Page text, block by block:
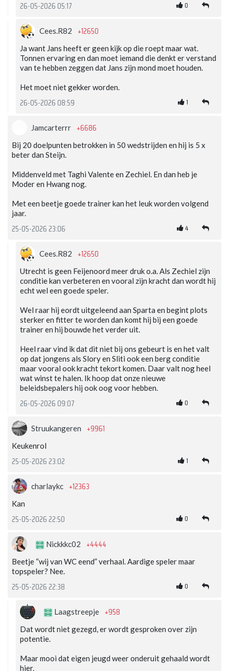
26-05-2026 05:17 0
Cees.R82 +12650
Ja want Jans heeft er geen kijk op die roept maar wat.
Tonnen ervaring en dan moet iemand die denkt er verstand
van te hebben zeggen dat Jans zijn mond moet houden.
Het moet niet gekker worden.
26-05-2026 08:59 1
Jamcarterrr +6686
Bij 20 doelpunten betrokken in 50 wedstrijden en hij is 5 x
beter dan Steijn.
Middenveld met Taghi Valente en Zechiel. En dan heb je
Moder en Hwang nog.
Met een beetje goede trainer kan het leuk worden volgend
jaar.
25-05-2026 23:06 4
Cees.R82 +12650
Utrecht is geen Feijenoord meer druk o.a. Als Zechiel zijn
conditie kan verbeteren en vooral zijn kracht dan wordt hij
echt wel een goede speler.
Wel raar hij eordt uitgeleend aan Sparta en begint plots
sterker en fitter te worden dan komt hij bij een goede
trainer en hij bouwde het verder uit.
Heel raar vind ik dat dit niet bij ons gebeurt is en het valt
op dat jongens als Slory en Sliti ook een berg conditie
maar vooral ook kracht tekort komen. Daar valt nog heel
wat winst te halen. Ik hoop dat onze nieuwe
beleidsbepalers hij ook oog voor hebben.
26-05-2026 09:07 0
Struukangeren +9961
Keukenrol
25-05-2026 23:02 1
charlaykc +12363
Kan
25-05-2026 22:50 0
Nickkkc02 +4444
Beetje “wij van WC eend” verhaal. Aardige speler maar
topspeler? Nee.
25-05-2026 22:38 0
Laagstreepje +958
Dat wordt niet gezegd, er wordt gesproken over zijn
potentie.
Maar mooi dat eigen jeugd weer onderuit gehaald wordt
hier.